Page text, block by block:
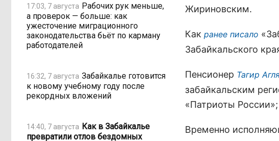
17:03, 7 августа Рабочих рук меньше,
а проверок — больше: как
ужесточение миграционного
законодательства бьёт по карману
работодателей
16:32, 7 августа Забайкалье готовится
к новому учебному году после
рекордных вложений
14:40, 7 августа Как в Забайкалье
превратили отлов бездомных
Жириновским.
Как ранее писало
Забайкальского
Пенсионер Тагир
забайкальским
«Патриоты России»;
Временно